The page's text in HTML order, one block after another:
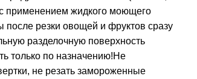
применением жидкого моющего
после резки овощей и фруктов сразу
разделочную поверхность
только по назначению!Не
не резать замороженные